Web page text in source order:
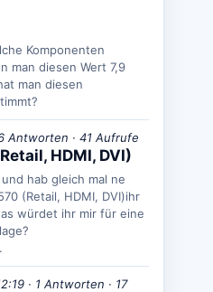
Komponenten
man diesen Wert 7,9
man diesen
Antworten · 41 Aufrufe
HDMI, DVI)
hab gleich mal ne
(Retail, HDMI, DVI)ihr
würdet ihr mir für eine
· 1 Antworten · 17